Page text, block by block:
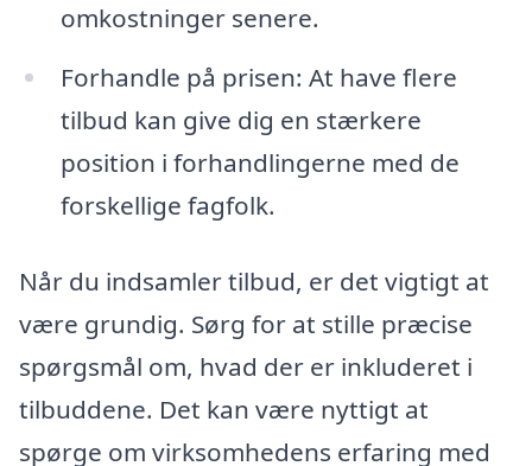
omkostninger senere.
Forhandle på prisen: At have flere
tilbud kan give dig en stærkere
position i forhandlingerne med de
forskellige fagfolk.
Når du indsamler tilbud, er det vigtigt at
være grundig. Sørg for at stille præcise
spørgsmål om, hvad der er inkluderet i
tilbuddene. Det kan være nyttigt at
spørge om virksomhedens erfaring med